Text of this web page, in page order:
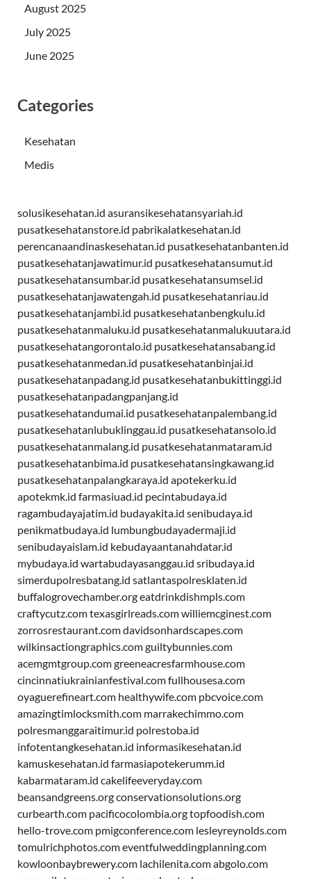
August 2025
July 2025
June 2025
Categories
Kesehatan
Medis
solusikesehatan.id asuransikesehatansyariah.id
pusatkesehatanstore.id pabrikalatkesehatan.id
perencanaandinaskesehatan.id pusatkesehatanbanten.id
pusatkesehatanjawatimur.id pusatkesehatansumut.id
pusatkesehatansumbar.id pusatkesehatansumsel.id
pusatkesehatanjawatengah.id pusatkesehatanriau.id
pusatkesehatanjambi.id pusatkesehatanbengkulu.id
pusatkesehatanmaluku.id pusatkesehatanmalukuutara.id
pusatkesehatangorontalo.id pusatkesehatansabang.id
pusatkesehatanmedan.id pusatkesehatanbinjai.id
pusatkesehatanpadang.id pusatkesehatanbukittinggi.id
pusatkesehatanpadangpanjang.id
pusatkesehatandumai.id pusatkesehatanpalembang.id
pusatkesehatanlubuklinggau.id pusatkesehatansolo.id
pusatkesehatanmalang.id pusatkesehatanmataram.id
pusatkesehatanbima.id pusatkesehatansingkawang.id
pusatkesehatanpalangkaraya.id apotekerku.id
apotekmk.id farmasiuad.id pecintabudaya.id
ragambudayajatim.id budayakita.id senibudaya.id
penikmatbudaya.id lumbungbudayadermaji.id
senibudayaislam.id kebudayaantanahdatar.id
mybudaya.id wartabudayasanggau.id sribudaya.id
simerdupolresbatang.id satlantaspolresklaten.id
buffalogrovechamber.orgeatdrinkdishmpls.com
craftycutz.comtexasgirlreads.comwilliemcginest.com
zorrosrestaurant.comdavidsonhardscapes.com
wilkinsactiongraphics.comguiltybunnies.com
acemgmtgroup.comgreeneacresfarmhouse.com
cincinnatiukrainianfestival.comfullhousesa.com
oyaguerefineart.com healthywife.com pbcvoice.com
amazingtimlocksmith.com marrakechimmo.com
polresmanggaraitimur.id polrestoba.id
infotentangkesehatan.id informasikesehatan.id
kamuskesehatan.id farmasiapotekerumm.id
kabarmataram.id cakelifeeveryday.com
beansandgreens.orgconservationsolutions.org
curbearth.com pacificocolombia.orgtopfoodish.com
hello-trove.com pmigconference.com lesleyreynolds.com
tomulrichphotos.comeventfulweddingplanning.com
kowloonbaybrewery.com lachilenita.comabgolo.com